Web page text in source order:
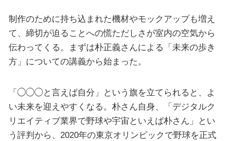
制作のために持ち込まれた機材やモックアップも増え
て、締切が迫ることへの慌ただしさが室内の空気から
伝わってくる。まずは朴正義さんによる「未来の歩き
方」についての講義から始まった。
「◯◯◯と言えば自分」という旗を立てられると、よ
い未来を迎えやすくなる。朴さん自身、「デジタルク
リエイティブ業界で野球や宇宙といえば朴さん」とい
う評判から、2020年の東京オリンピックで野球を正式